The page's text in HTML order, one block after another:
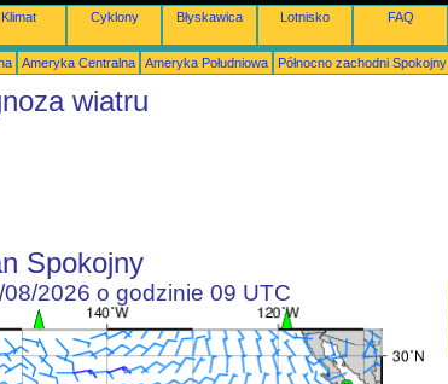
Klimat Cyklony Błyskawica Lotnisko FAQ
Ameryka Centralna Ameryka Południowa Północno zachodni Spokojny
wiatru
Spokojny
2026 o godzinie 09 UTC